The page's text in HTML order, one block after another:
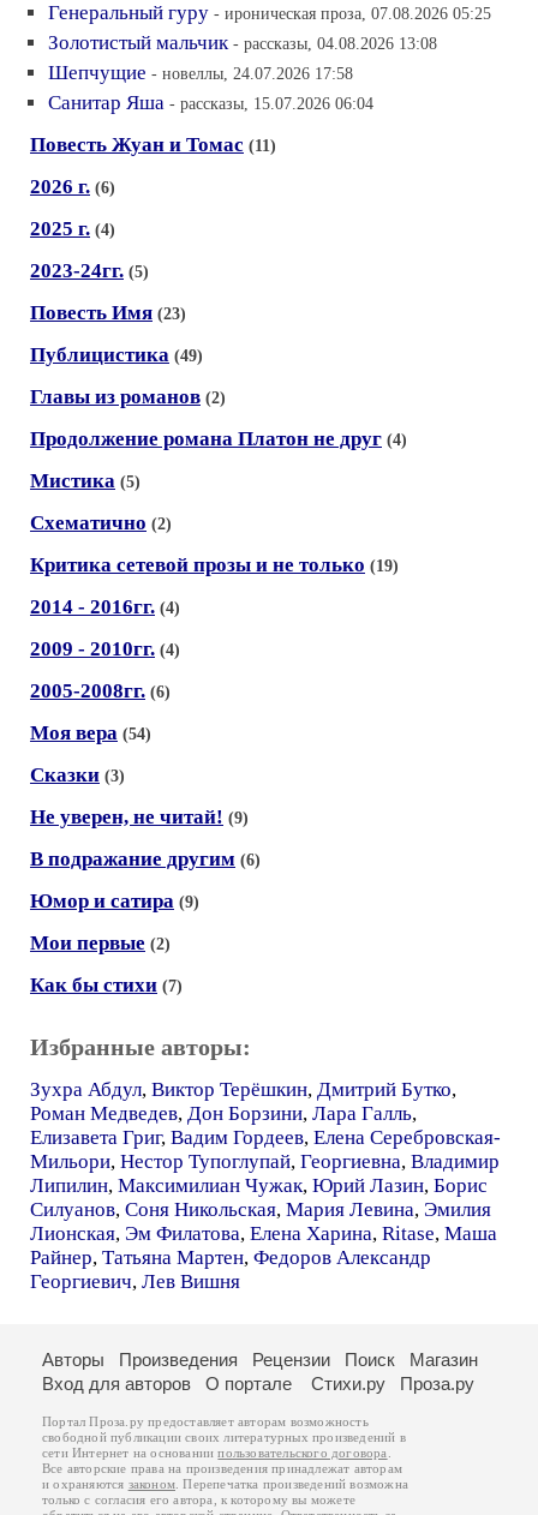
Генеральный гуру - ироническая проза, 07.08.2026 05:25
Золотистый мальчик - рассказы, 04.08.2026 13:08
Шепчущие - новеллы, 24.07.2026 17:58
Санитар Яша - рассказы, 15.07.2026 06:04
Повесть Жуан и Томас (11)
2026 г. (6)
2025 г. (4)
2023-24гг. (5)
Повесть Имя (23)
Публицистика (49)
Главы из романов (2)
Продолжение романа Платон не друг (4)
Мистика (5)
Схематично (2)
Критика сетевой прозы и не только (19)
2014 - 2016гг. (4)
2009 - 2010гг. (4)
2005-2008гг. (6)
Моя вера (54)
Сказки (3)
Не уверен, не читай! (9)
В подражание другим (6)
Юмор и сатира (9)
Мои первые (2)
Как бы стихи (7)
Избранные авторы:
Зухра Абдул, Виктор Терёшкин, Дмитрий Бутко,
Роман Медведев, Дон Борзини, Лара Галль,
Елизавета Григ, Вадим Гордеев, Елена Серебровская-
Мильори, Нестор Тупоглупай, Георгиевна, Владимир
Липилин, Максимилиан Чужак, Юрий Лазин, Борис
Силуанов, Соня Никольская, Мария Левина, Эмилия
Лионская, Эм Филатова, Елена Харина, Ritase, Маша
Райнер, Татьяна Мартен, Федоров Александр
Георгиевич, Лев Вишня
Авторы Произведения Рецензии Поиск
Магазин
Вход для авторов
О портале Стихи.ру Проза.ру
Портал Проза.ру предоставляет авторам возможность
свободной публикации своих литературных произведений в
сети Интернет на основаниипользовательского договора
Все авторские права на произведения принадлежат авторам
и охраняются законом . Перепечатка произведений возможна
только с согласия его автора, к которому вы можете